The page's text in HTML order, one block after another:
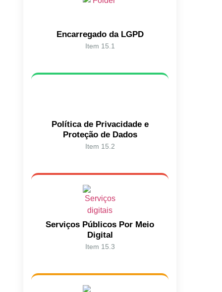
Encarregado da LGPD
Item 15.1
Política de Privacidade e
Proteção de Dados
Item 15.2
Serviços Públicos Por Meio
Digital
Item 15.3